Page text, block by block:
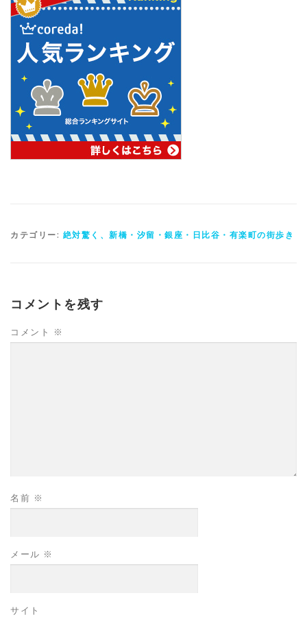
カテゴリー: 絶対驚く、新橋・汐留・銀座・日比谷・有楽町の街歩き
コメントを残す
コメント ※
名前 ※
メール ※
サイト